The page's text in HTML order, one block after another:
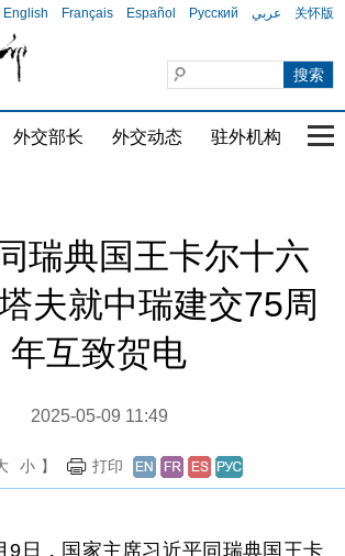
English Français Español Русский عربي 关怀版
外交部长 外交动态 驻外机构 国
瑞典国王卡尔十六
夫就中瑞建交75周
年互致贺电
2025-05-09 11:49
小 】 打印
9日，国家主席习近平同瑞典国王卡